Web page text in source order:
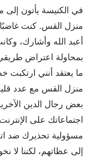
في الكنيسة يأتون
منزل القس. كنت
أعبد الله وأشارك،
بمحاولة اعتراض
ما يعتقد أنني
منزل القس مع عدد
بعض رجال الدين
اجتماعاتك على
مسؤولية تحذيرك ضد
إلى عظاتهم، لكننا لا